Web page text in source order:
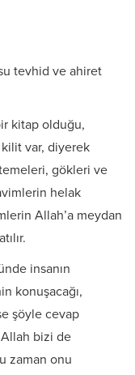
tevhid ve ahiret
kitap olduğu,
var, diyerek
gökleri ve
helak
Allah’a meydan
insanın
konuşacağı,
şöyle cevap
bizi de
zaman onu